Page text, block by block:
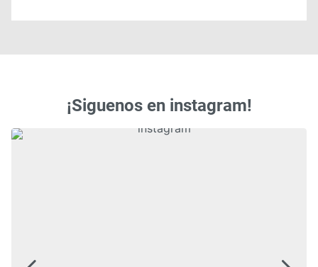
¡Siguenos en instagram!